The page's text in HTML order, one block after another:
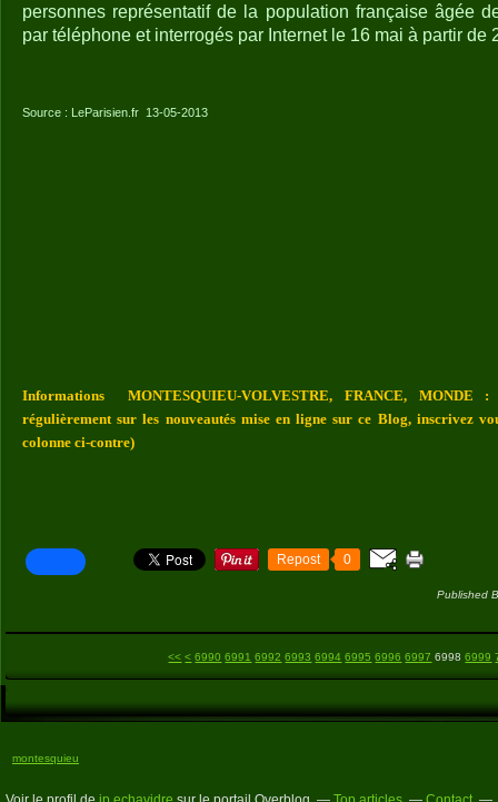
personnes représentatif de la population française âgée
par téléphone et interrogés par Internet le 16 mai à partir de
Source : LeParisien.fr 13-05-2013
Informations MONTESQUIEU-VOLVESTRE, FRANCE, MONDE
régulièrement sur les nouveautés mise en ligne sur ce Blog, inscrivez
colonne ci-contre)
Repost 0
Published
<< < 6900
6910
6920
6930
6940
6950
6960
6970
6980
6990 6991 6992 6993 6994 6995 6996 6997 6998 6999
montesquieu